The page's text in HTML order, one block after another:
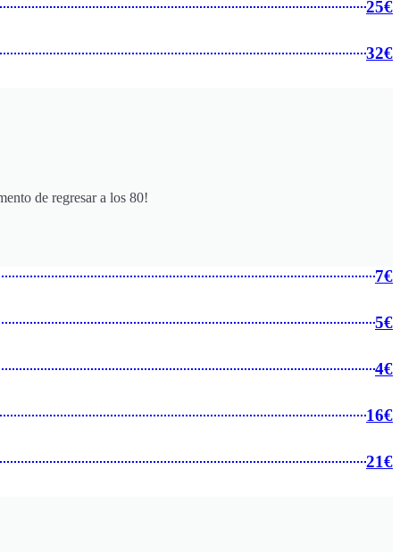
25€
32€
de regresar a los 80!
7€
5€
4€
16€
21€